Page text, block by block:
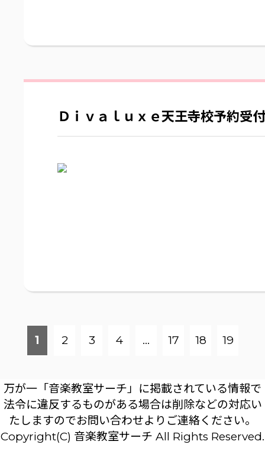
Ｄｉｖａｌｕｘｅ天王寺校予約受付
1 2 3 4 … 17 18 19
万が一「音楽教室サーチ」に掲載されている情報で
法令に違反するものがある場合は削除などの対応い
たしますのでお問い合わせよりご連絡ください。
Copyright(C) 音楽教室サーチ All Rights Reserved.